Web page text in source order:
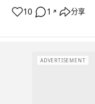
10 1 ↗ 分享
ADVERTISEMENT